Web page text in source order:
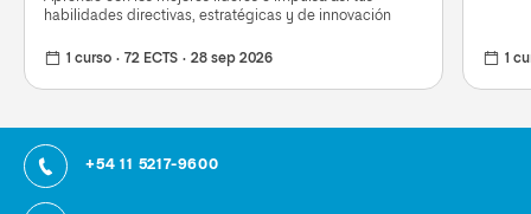
habilidades directivas, estratégicas y de innovación
1 curso 72 ECTS 28 sep 2026 1
+54 11 5217-9600